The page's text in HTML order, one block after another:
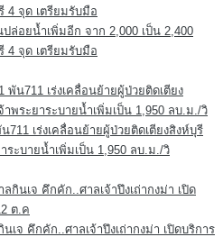
ล่อยน้ำเพิ่มอีก จาก 2,000 เป็น 2,400
4 จุด เตรียมรับมือ
เร่งเคลื่อนย้ายผู้ป่วยติดเตียงสิงห์บุรี
ระบายน้ำเพิ่มเป็น 1,950 ลบ.ม./วิ
เจ คึกคัก..ศาลเจ้าปึงเถ่ากงม่า เปิดบริการ